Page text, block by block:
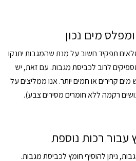
תפקיד חשוב על מנת שהמגבות יתנקו
לרוב לכביסת מגבות. עם זאת, יש
קרירים או חמים יותר. אנו ממליצים על
ניתן להוסיף חומץ לכביסת מגבות.